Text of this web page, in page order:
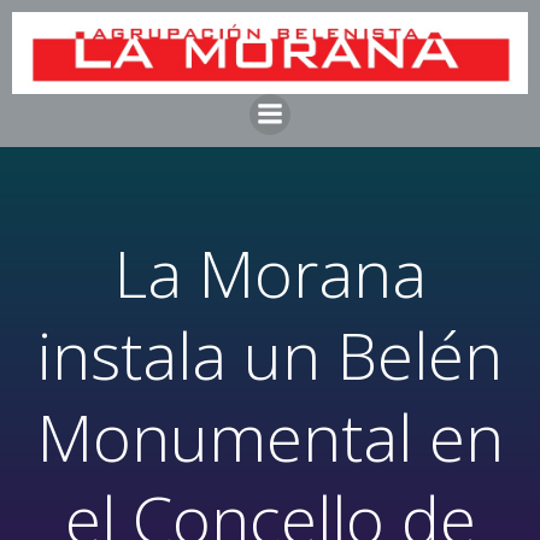
Saltar
al
contenido
La Morana
instala un Belén
Monumental en
el Concello de